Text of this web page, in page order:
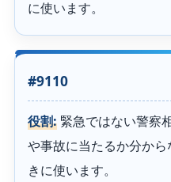
に使います。
#9110
役割: 緊急ではない警察
や事故に当たるか分か
きに使います。